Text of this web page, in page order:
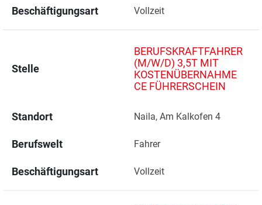
Beschäftigungsart Vollzeit
Stelle
BERUFSKRAFTFAHRER
(M/W/D) 3,5T MIT
KOSTENÜBERNAHME
CE FÜHRERSCHEIN
Standort Naila, Am Kalkofen 4
Berufswelt Fahrer
Beschäftigungsart Vollzeit